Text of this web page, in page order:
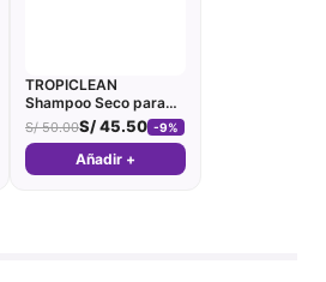
TROPICLEAN
Shampoo Seco para
Gatos
S/50.00S/45.50 -9%
Añadir +